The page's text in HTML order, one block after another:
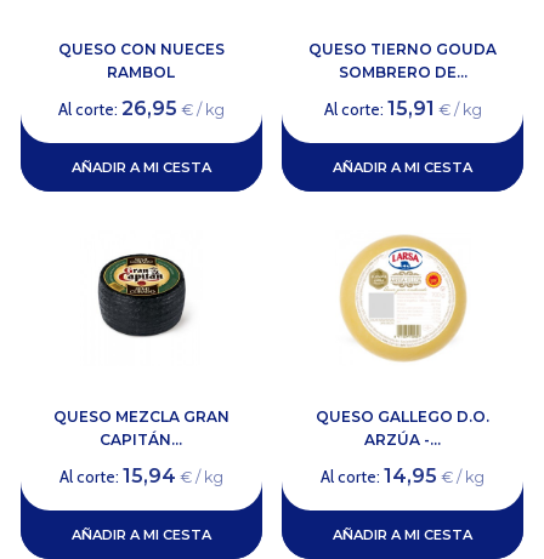
QUESO CON NUECES
RAMBOL
Al corte: 26,95 € / kg
AÑADIR A MI CESTA
QUESO TIERNO GOUDA
SOMBRERO DE...
Al corte: 15,91 € / kg
AÑADIR A MI CESTA
QUESO MEZCLA GRAN
CAPITÁN...
Al corte: 15,94 € / kg
AÑADIR A MI CESTA
QUESO GALLEGO D.O.
ARZÚA -...
Al corte:14,95 € / kg
AÑADIR A MI CESTA